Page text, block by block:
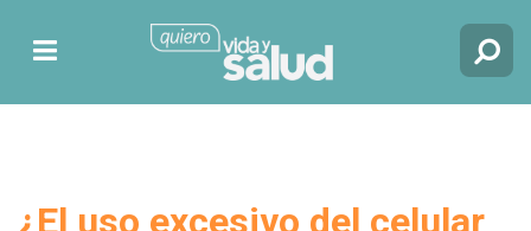
¿El uso excesivo del celular